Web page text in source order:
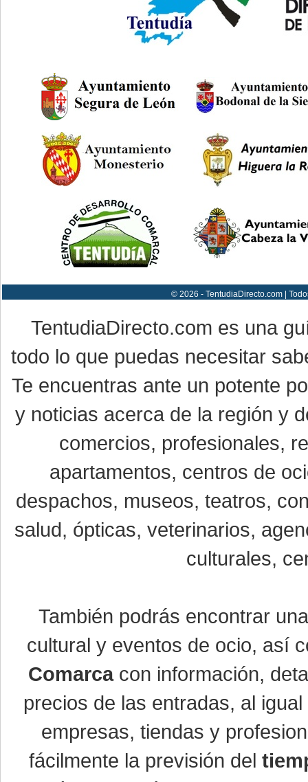
© 2026 - TentudiaDirecto.com |
TentudiaDirecto.com es una
todo lo que puedas necesitar
Te encuentras ante un potente
y noticias acerca de la región y
comercios, profesionales,
apartamentos, centros de
despachos, museos, teatros,
salud, ópticas, veterinarios,
culturales,
También podrás encontrar
cultural y eventos de ocio, así
Comarcacon información,
precios de las entradas, al
empresas, tiendas y
fácilmente la previsión del